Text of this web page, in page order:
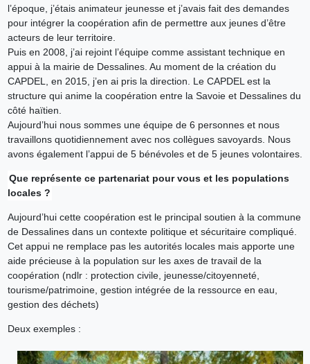
l’époque, j’étais animateur jeunesse et j’avais fait des demandes
pour intégrer la coopération afin de permettre aux jeunes d’être
acteurs de leur territoire.
Puis en 2008, j’ai rejoint l’équipe comme assistant technique en
appui à la mairie de Dessalines. Au moment de la création du
CAPDEL, en 2015, j’en ai pris la direction. Le CAPDEL est la
structure qui anime la coopération entre la Savoie et Dessalines du
côté haïtien.
Aujourd’hui nous sommes une équipe de 6 personnes et nous
travaillons quotidiennement avec nos collègues savoyards. Nous
avons également l’appui de 5 bénévoles et de 5 jeunes volontaires.
Que représente ce partenariat pour vous et les populations
locales ?
Aujourd’hui cette coopération est le principal soutien à la commune
de Dessalines dans un contexte politique et sécuritaire compliqué.
Cet appui ne remplace pas les autorités locales mais apporte une
aide précieuse à la population sur les axes de travail de la
coopération (ndlr : protection civile, jeunesse/citoyenneté,
tourisme/patrimoine, gestion intégrée de la ressource en eau,
gestion des déchets)
Deux exemples :